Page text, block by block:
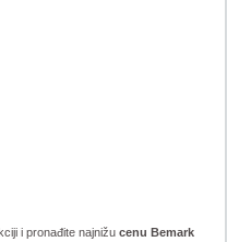
i pronađite najnižucenu Bemark